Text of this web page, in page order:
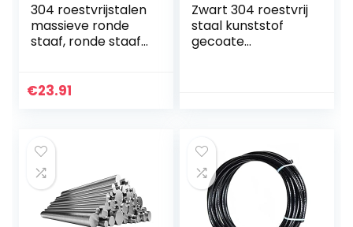
304 roestvrijstalen
massieve ronde
staaf, ronde staaf,
staaf, ronde stalen
€23.91
Zwart 304 roestvrij
staal kunststof
gecoate